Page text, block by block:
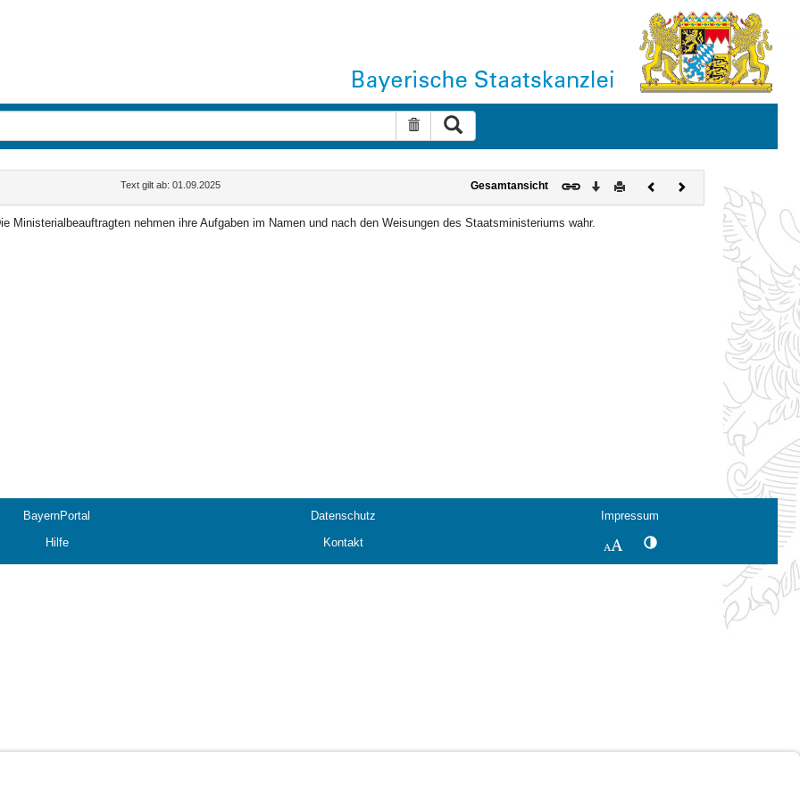
Suche zurücksetzen
Text gilt ab: 01.09.2025 Gesamtansicht Download
DruckenVorherigesNächstes
Dokument
Ministerialbeauftragten nehmen ihre Aufgaben im Namen und nach den Weisungen des Staatsministeriums wahr.
BayernPortal Datenschutz
Impressum
Hilfe Kontakt SchriftgrößeKontrastwechsel